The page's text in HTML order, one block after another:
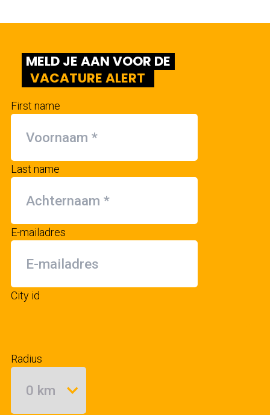
MELD JE AAN VOOR DE
VACATURE ALERT
First name
Last name
E-mailadres
City id
Radius